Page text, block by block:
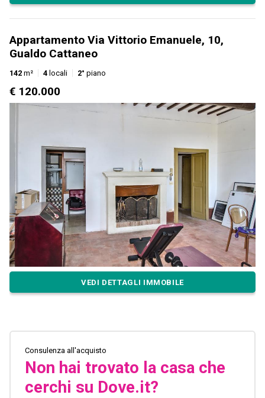
Appartamento Via Vittorio Emanuele, 10,
Gualdo Cattaneo
142 m² 4 locali 2° piano
€ 120.000
VEDI DETTAGLI IMMOBILE
Consulenza all'acquisto
Non hai trovato la casa che
cerchi su Dove.it?